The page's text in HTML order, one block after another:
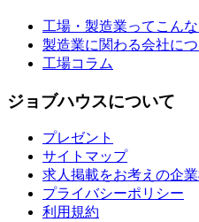
工場・製造業ってこん
製造業に関わる会社に
工場コラム
ジョブハウスについて
プレゼント
サイトマップ
求人掲載をお考えの企
プライバシーポリシー
利用規約